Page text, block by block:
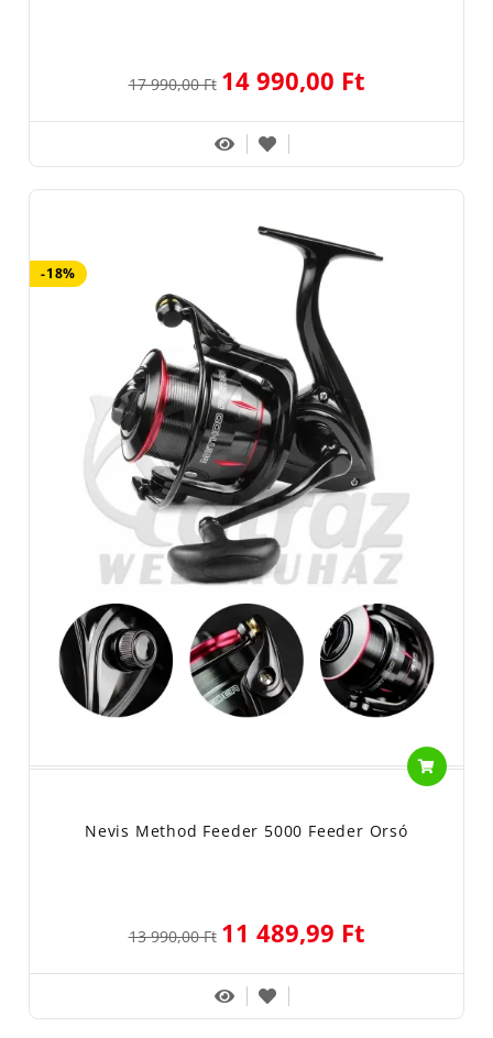
17 990,00 Ft 14 990,00 Ft
-18%
Nevis Method Feeder 5000 Feeder Orsó
13 990,00 Ft 11 489,99 Ft